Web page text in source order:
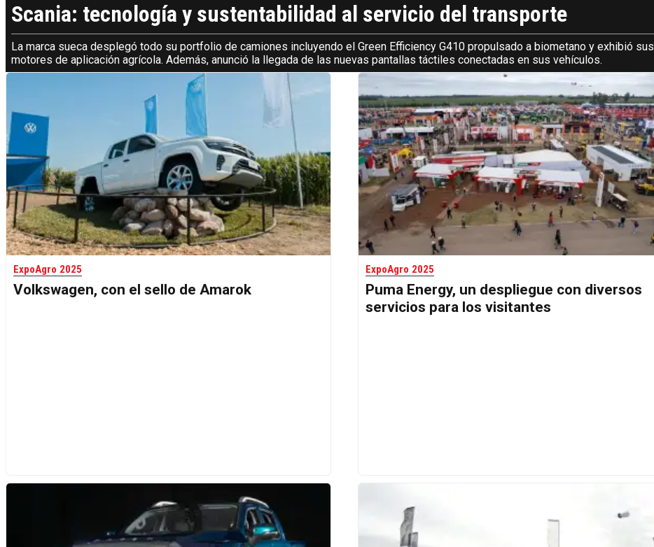
Scania: tecnología y sustentabilidad al servicio del transporte
La marca sueca desplegó todo su portfolio de camiones incluyendo el Green Efficiency G410 propulsado a biometano y exhibió sus
motores de aplicación agrícola. Además, anunció la llegada de las nuevas pantallas táctiles conectadas en sus vehículos.
ExpoAgro 2025
Volkswagen, con el sello de Amarok
ExpoAgro 2025
Puma Energy, un despliegue con diversos
servicios para los visitantes